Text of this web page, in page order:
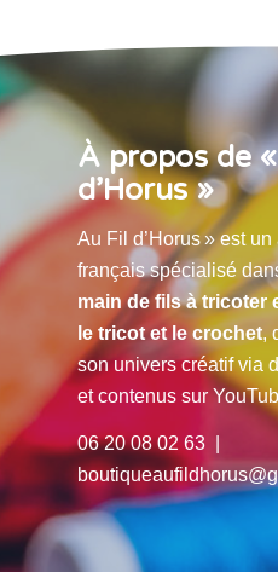
À propos de
d’Horus »
Au Fil d’Horus » est un
français spécialisé
main de fils à tricoter
le tricot et le crochet,
son univers créatif via
et contenus sur
06 20 08 02 63 |